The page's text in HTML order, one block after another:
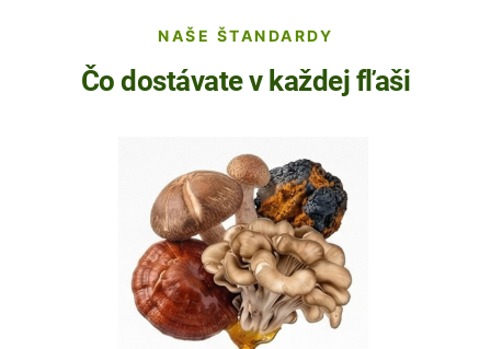
NAŠE ŠTANDARDY
Čo dostávate v každej fľaši